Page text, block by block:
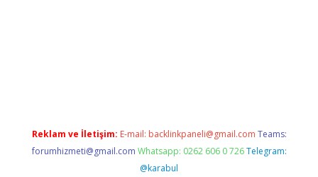
Reklam ve İletişim: E-mail: backlinkpaneli@gmail.com Teams:
forumhizmeti@gmail.com Whatsapp: 0262 606 0 726 Telegram:
@karabul